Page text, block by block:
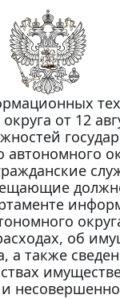
от 12
об
а также
и